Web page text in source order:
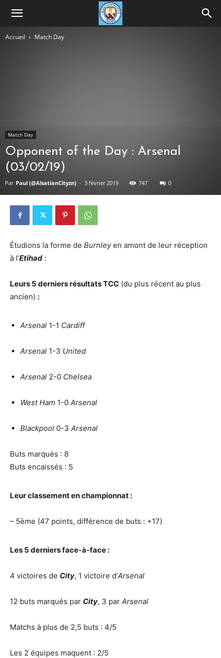
Accueil Match Day
Match Day
Opponent of the Day : Arsenal
(03/02/19)
Par Paul (@AlsatianCityzn) - 3 février 2019 747 0
Étudions la forme de Burnleyen amont de leur réception
à l’Etihad :
Leurs 5 derniers résultats TCC (du plus récent au plus
ancien) :
Arsenal 1-1 Cardiff
Arsenal 1-3 United
Arsenal 2-0 Chelsea
West Ham 1-0 Arsenal
Blackpool 0-3 Arsenal
Buts marqués : 8
Buts encaissés : 5
Leur classement en championnat :
– 5ème (47 points, différence de buts : +17)
Les 5 derniers face-à-face :
4 victoires de City, 1 victoire d’Arsenal
12 buts marqués par City, 3 par Arsenal
Matchs à plus de 2,5 buts : 4/5
Les 2 équipes maquent : 2/5